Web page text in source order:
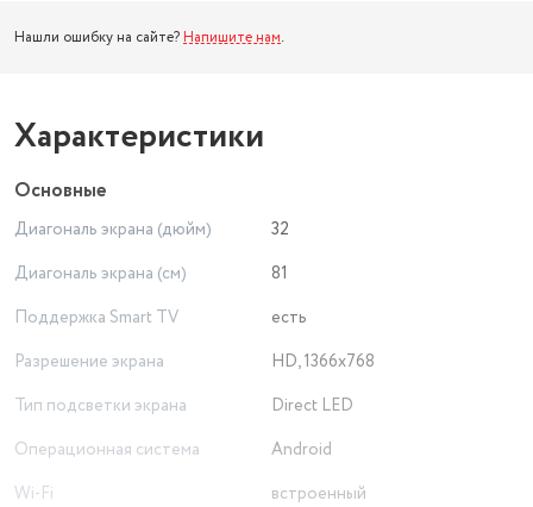
Нашли ошибку на сайте? Напишите нам.
Характеристики
Основные
Диагональ экрана (дюйм)
32
Диагональ экрана (см)
81
Поддержка Smart TV
есть
Разрешение экрана
HD, 1366x768
Тип подсветки экрана
Direct LED
Операционная система
Android
Wi-Fi
встроенный